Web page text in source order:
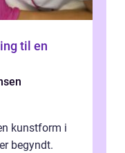
kunstform i
begyndt.